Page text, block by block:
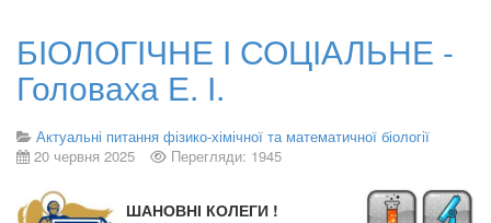
БІОЛОГІЧНЕ І СОЦІАЛЬНЕ -
Головаха Е. І.
Актуальні питання фізико-хімічної та математичної біології
20 червня 2025
Перегляди: 1945
ШАНОВНІ КОЛЕГИ !